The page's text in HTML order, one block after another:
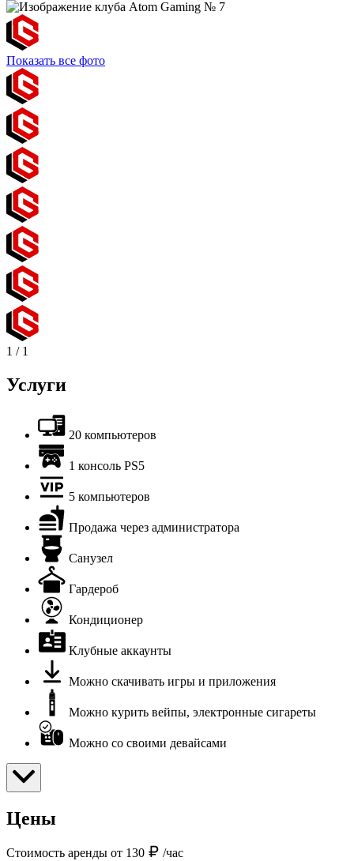
Показать все фото
1 / 1
Услуги
20 компьютеров
1 консоль PS5
5 компьютеров
Продажа через администратора
Санузел
Гардероб
Кондиционер
Клубные аккаунты
Можно скачивать игры и приложения
Можно курить вейпы, электронные сигареты
Можно со своими девайсами
Цены
Стоимость аренды от 130 /час